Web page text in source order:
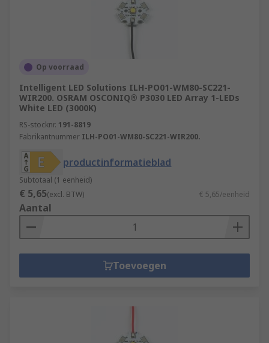
Op voorraad
Intelligent LED Solutions ILH-PO01-WM80-SC221-
WIR200. OSRAM OSCONIQ® P3030 LED Array 1-LEDs
White LED (3000K)
RS-stocknr. 191-8819
Fabrikantnummer ILH-PO01-WM80-SC221-WIR200.
productinformatieblad
Subtotaal (1 eenheid)
€ 5,65(excl. BTW) € 5,65/eenheid
Aantal
Toevoegen